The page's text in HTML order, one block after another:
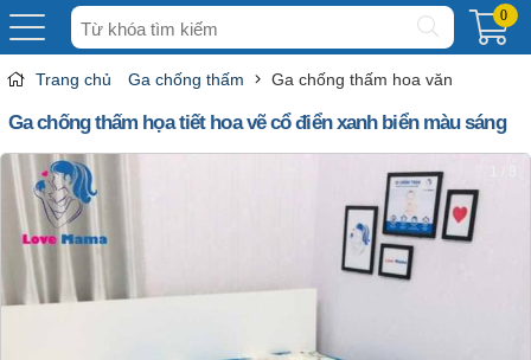
Tìm
kiếm
0
Trang chủ Ga chống thấm Ga chống thấm hoa văn
Ga chống thấm họa tiết hoa vẽ cổ điển xanh biển màu sáng